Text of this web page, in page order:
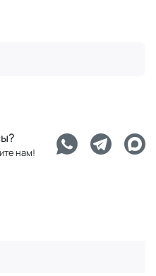
нам!